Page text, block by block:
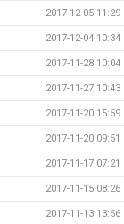
2017-12-05 11:29
2017-12-04 10:34
2017-11-28 10:04
2017-11-27 10:43
2017-11-20 15:59
2017-11-20 09:51
2017-11-17 07:21
2017-11-15 08:26
2017-11-13 13:56